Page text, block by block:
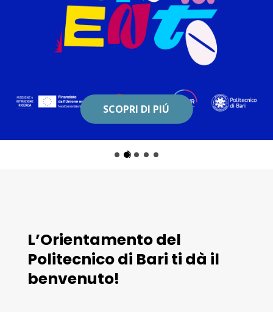
SCOPRI DI PIÚ
L’Orientamento del
Politecnico di Bari ti dà il
benvenuto!